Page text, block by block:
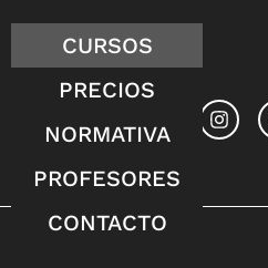
CURSOS
PRECIOS
NORMATIVA
PROFESORES
CONTACTO